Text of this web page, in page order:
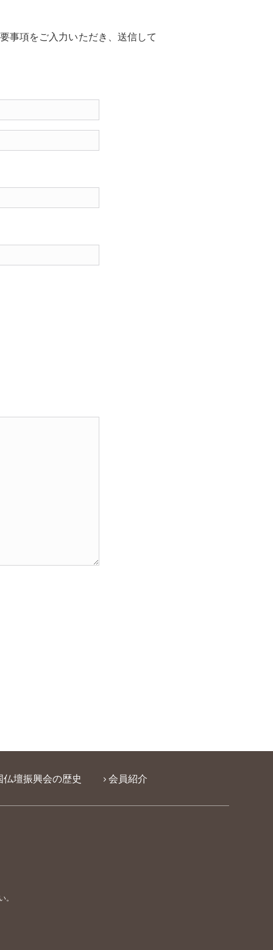
事項をご入力いただき、送信して
仏壇振興会の歴史 会員紹介
。